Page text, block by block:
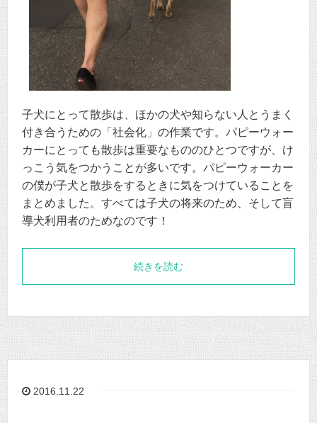
子犬にとって散歩は、ほかの犬や知らない人とうまく
付き合うための「社会化」の作業です。パピーウォー
カーにとっても散歩は重要なもののひとつですが、け
っこう気をつかうことが多いです。パピーウォーカー
の僕が子犬と散歩をするときに気をつけていることを
まとめました。すべては子犬の将来のため、そして盲
導犬利用者のためなのです！
続きを読む
2016.11.22